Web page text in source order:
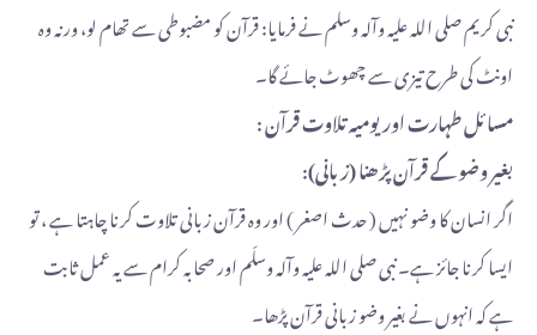
نبی کریم صلی اللہ علیہ وآلہ وسلم نے فرمایا: قرآن کو مضبوطی سے تھام لو، ورنہ وہ
اونٹ کی طرح تیزی سے چھوٹ جائے گا۔
مسائل طہارت اور یومیہ تلاوت قرآن :
بغیر وضو کے قرآن پڑھنا (زبانی):
اگر انسان کا وضو نہیں ( حدث اصغر ) اور وہ قرآن زبانی تلاوت کرنا چاہتا ہے ، تو
ایسا کرنا جائز ہے۔ نبی صلی اللہ علیہ وآلہ وسلّم اور صحابہ کرام سے یہ عمل ثابت
ہے کہ انہوں نے بغیر وضو زبانی قرآن پڑھا۔